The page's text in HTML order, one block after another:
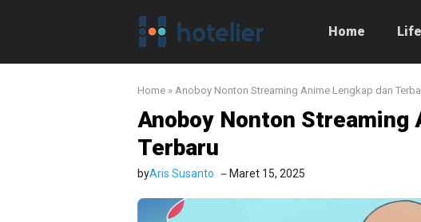
Home
Home » Anoboy Nonton Streaming Anime Lengkap dan
Anoboy Nonton Streaming
Terbaru
byAris Susanto Maret 15, 2025